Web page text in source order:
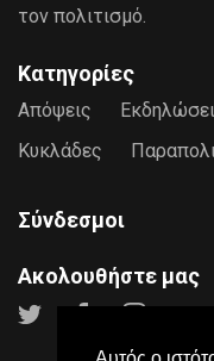
τον πολιτισμό.
Κατηγορίες
Απόψεις
Κυκλάδες
Σύνδεσμοι
Ακολουθήστε μας